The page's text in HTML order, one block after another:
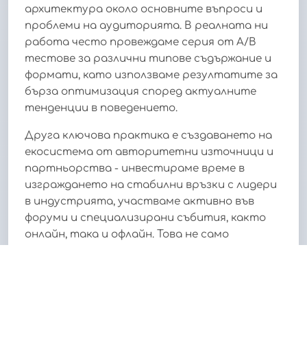
архитектура около основните въпроси и
проблеми на аудиторията. В реалната ни
работа често провеждаме серия от A/B
тестове за различни типове съдържание и
формати, като използваме резултатите за
бърза оптимизация според актуалните
тенденции в поведението.
Друга ключова практика е създаването на
екосистема от авторитетни източници и
партньорства - инвестираме време в
изграждането на стабилни връзки с лидери
в индустрията, участваме активно във
форуми и специализирани събития, както
онлайн, така и офлайн. Това не само